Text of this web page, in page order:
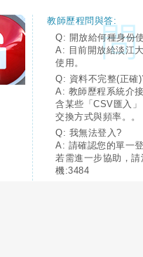
教師歷程問與答:
Q: 開放給何種身份
A: 目前開放給淡江
使用。
Q: 資料不完整(正確
A: 教師歷程系統介
含某些「CSV匯入
交換方式與頻率。。
Q: 我無法登入?
A: 請確認您的單一
若需進一步協助，
機:3484